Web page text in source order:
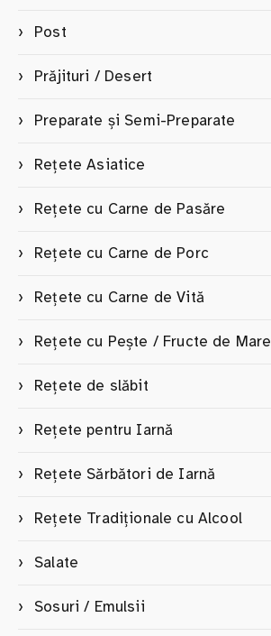
Post
Prăjituri / Desert
Preparate și Semi-Preparate
Rețete Asiatice
Rețete cu Carne de Pasăre
Rețete cu Carne de Porc
Rețete cu Carne de Vită
Rețete cu Pește / Fructe de Mare
Rețete de slăbit
Rețete pentru Iarnă
Rețete Sărbători de Iarnă
Rețete Tradiționale cu Alcool
Salate
Sosuri / Emulsii